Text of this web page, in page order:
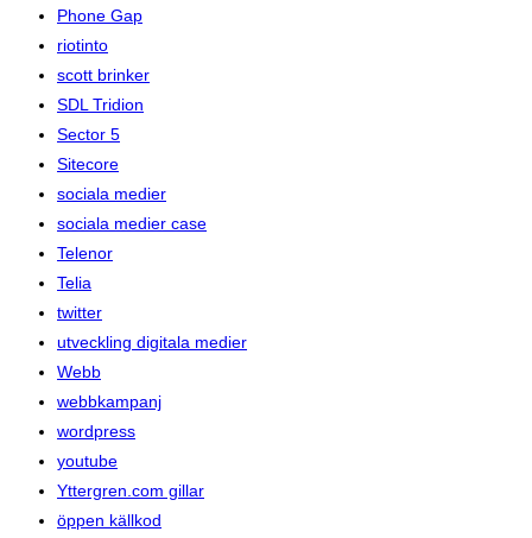
Phone Gap
riotinto
scott brinker
SDL Tridion
Sector 5
Sitecore
sociala medier
sociala medier case
Telenor
Telia
twitter
utveckling digitala medier
Webb
webbkampanj
wordpress
youtube
Yttergren.com gillar
öppen källkod